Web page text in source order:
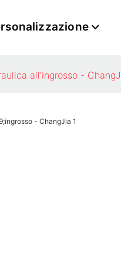
all'ingrosso -